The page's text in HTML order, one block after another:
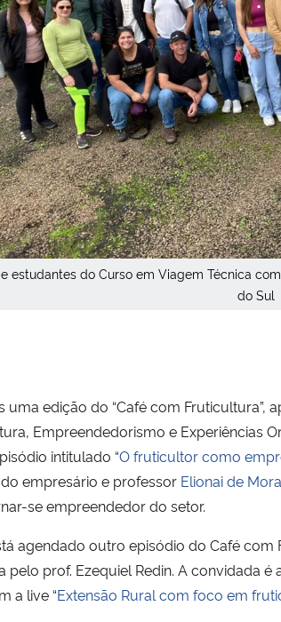
estudantes do Curso em Viagem Técnica
do Sul
uma edição do “Café com
Empreendedorismo e Experiências
intitulado “O fruticultor como
empresário e professor Elionai de
se empreendedor do setor.
agendado outro episódio do Café
pelo prof. Ezequiel Redin. A convidada
a live “Extensão Rural com foco em